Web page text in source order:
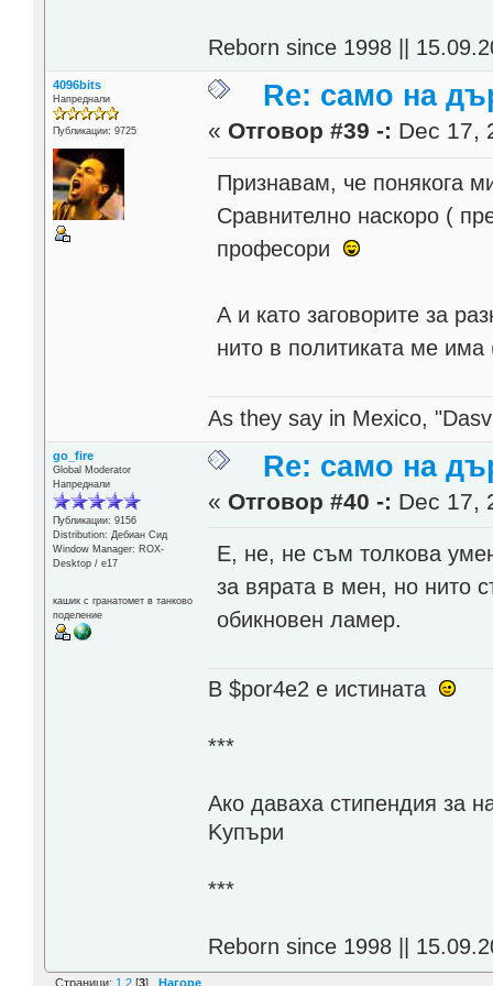
Reborn since 1998 ||
4096bits
Напреднали
Публикации: 9725
Re: само на
« Отговор #39 -: Dec 17,
Признавам, че понякога
Сравнително наскоро (
професори
А и като заговорите за
нито в политиката ме
As they say in Mexico,
go_fire
Global Moderator
Напреднали
Публикации: 9156
Distribution: Дебиан Сид
Window Manager: ROX-
Desktop / е17
кашик с гранатомет в танково
поделение
Re: само на
« Отговор #40 -: Dec 17,
Е, не, не съм толкова
за вярата в мен, но нито
обикновен ламер.
В $por4e2 e истината
***
Aко даваха стипендия за
Kупъри
***
Reborn since 1998 ||
Страници: 1 2 [3] Нагоре